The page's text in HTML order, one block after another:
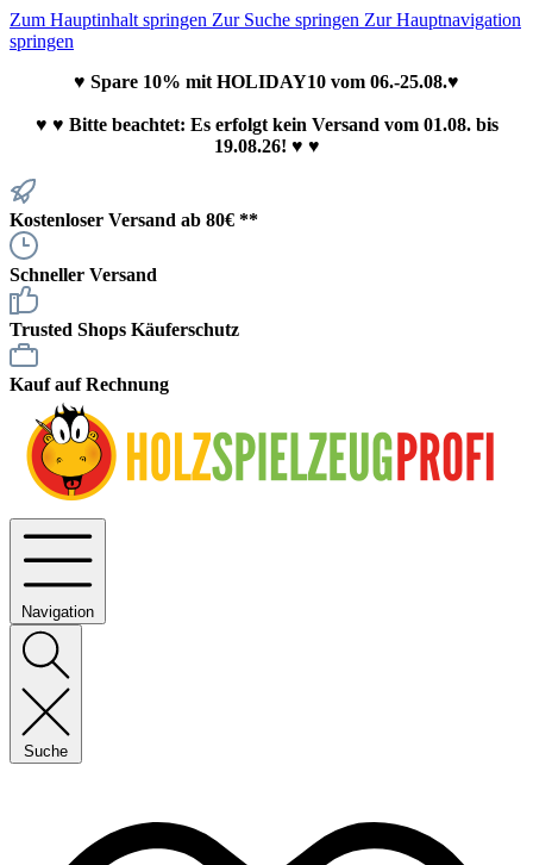
Zum Hauptinhalt springen Zur Suche springen Zur Hauptnavigation
springen
♥ Spare 10% mit HOLIDAY10 vom 06.-25.08.♥
♥ ♥ Bitte beachtet: Es erfolgt kein Versand vom 01.08. bis
19.08.26! ♥ ♥
Kostenloser Versand ab 80€ **
Schneller Versand
Trusted Shops Käuferschutz
Kauf auf Rechnung
Navigation
Suche